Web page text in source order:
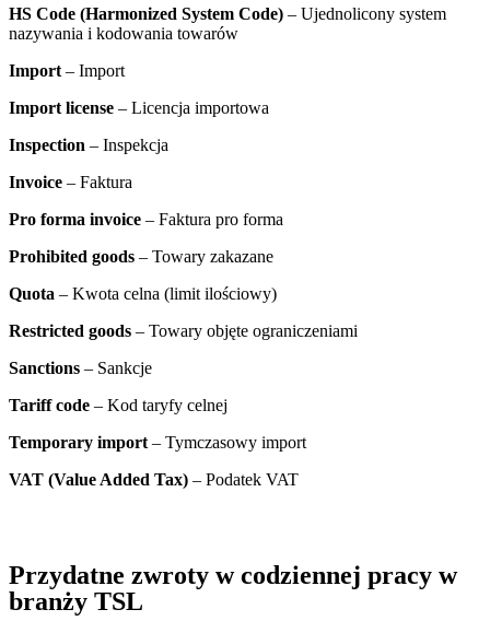
HS Code (Harmonized System Code) – Ujednolicony system
nazywania i kodowania towarów
Import – Import
Import license – Licencja importowa
Inspection – Inspekcja
Invoice – Faktura
Pro forma invoice – Faktura pro forma
Prohibited goods – Towary zakazane
Quota – Kwota celna (limit ilościowy)
Restricted goods – Towary objęte ograniczeniami
Sanctions – Sankcje
Tariff code – Kod taryfy celnej
Temporary import – Tymczasowy import
VAT (Value Added Tax) – Podatek VAT
Przydatne zwroty w codziennej pracy w
branży TSL